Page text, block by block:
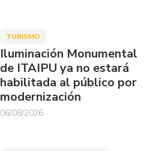
TURISMO
Iluminación Monumental
de ITAIPU ya no estará
habilitada al público por
modernización
06/08/2026